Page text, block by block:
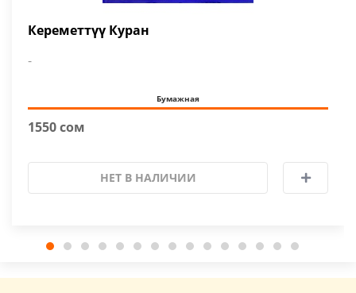
Кереметтүү Куран
-
Бумажная
1550 сом
НЕТ В НАЛИЧИИ